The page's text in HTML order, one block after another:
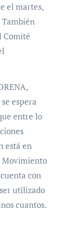
el martes,
También
Comité
espera
entre lo
está en
Movimiento
con
utilizado
cuantos.